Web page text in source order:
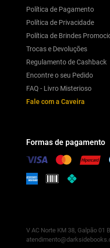
Política de Pagamento
Política de Privacidade
Política de Brindes
Trocas e Devoluções
Regulamento de Cashback
Encontre o seu Pedido
FAQ - Livro Misterioso
Fale com a Caveira
Formas de pagamento
V AC Norte KM 38, Galpão 01